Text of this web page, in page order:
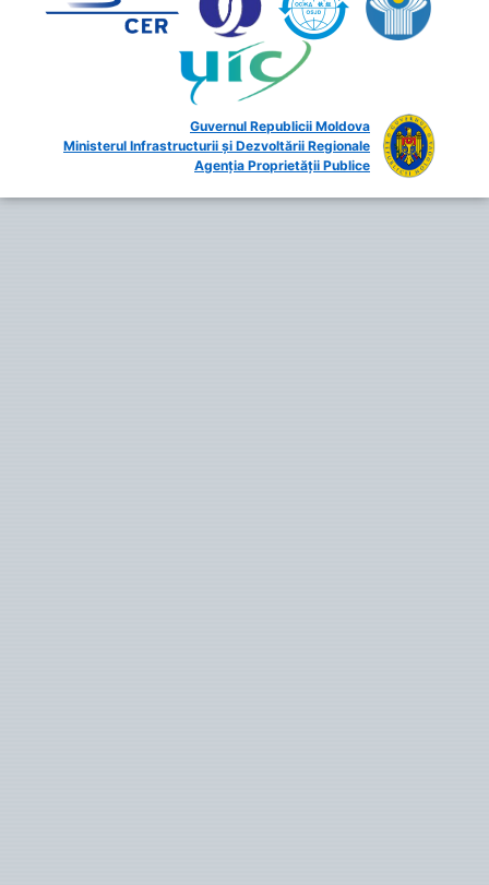
Guvernul Republicii Moldova
Ministerul Infrastructurii și Dezvoltării Regionale
Agenția Proprietății Publice